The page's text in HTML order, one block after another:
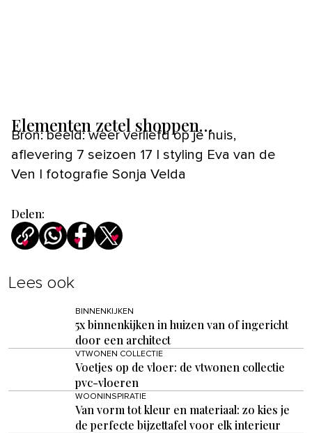
Elementen zetel shoppen…
Bron: beeld: weer verliefd op je huis,
aflevering 7 seizoen 17 | styling Eva van de
Ven | fotografie Sonja Velda
Delen:
Lees ook
BINNENKIJKEN
5x binnenkijken in huizen van of ingericht
door een architect
VTWONEN COLLECTIE
Voetjes op de vloer: de vtwonen collectie
pvc-vloeren
WOONINSPIRATIE
Van vorm tot kleur en materiaal: zo kies je
de perfecte bijzettafel voor elk interieur